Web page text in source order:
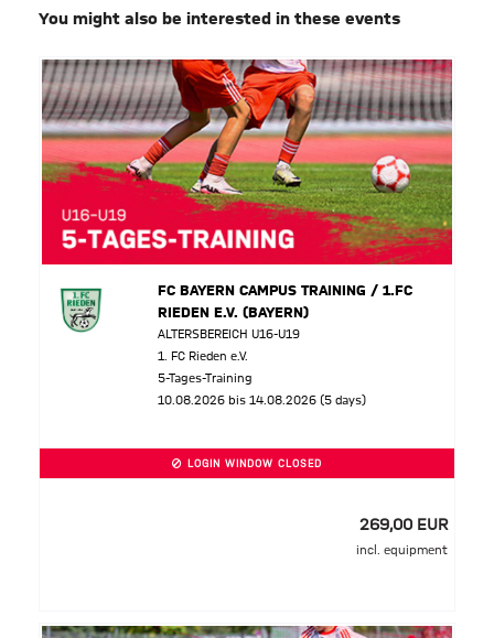
You might also be interested in these events
FC BAYERN CAMPUS TRAINING / 1.FC
RIEDEN E.V. (BAYERN)
ALTERSBEREICH U16-U19
1. FC Rieden e.V.
5-Tages-Training
10.08.2026 bis 14.08.2026 (5 days)
LOGIN WINDOW CLOSED
269,00 EUR
incl. equipment